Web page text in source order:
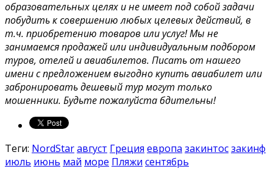
образовательных целях и не имеет под собой задачи
побудить к совершению любых целевых действий, в
т.ч. приобретению товаров или услуг! Мы не
занимаемся продажей или индивидуальным подбором
туров, отелей и авиабилетов. Писать от нашего
имени с предложением выгодно купить авиабилет или
забронировать дешевый тур могут только
мошенники. Будьте пожалуйста бдительны!
Теги: NordStarавгуст Греция европа закинтосзакинф
июль июнь май море Пляжи сентябрь